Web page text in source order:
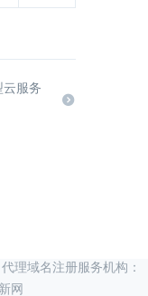
云服务
代理域名注册服务机构：
新网